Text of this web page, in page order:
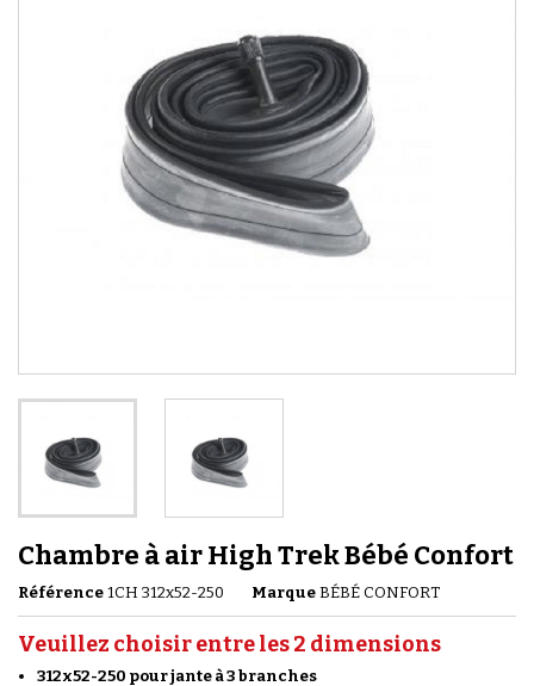
Chambre à air High Trek Bébé Confort
Référence 1CH 312x52-250 Marque BÉBÉ CONFORT
Veuillez choisir entre les 2 dimensions
312x52-250 pour jante à 3 branches